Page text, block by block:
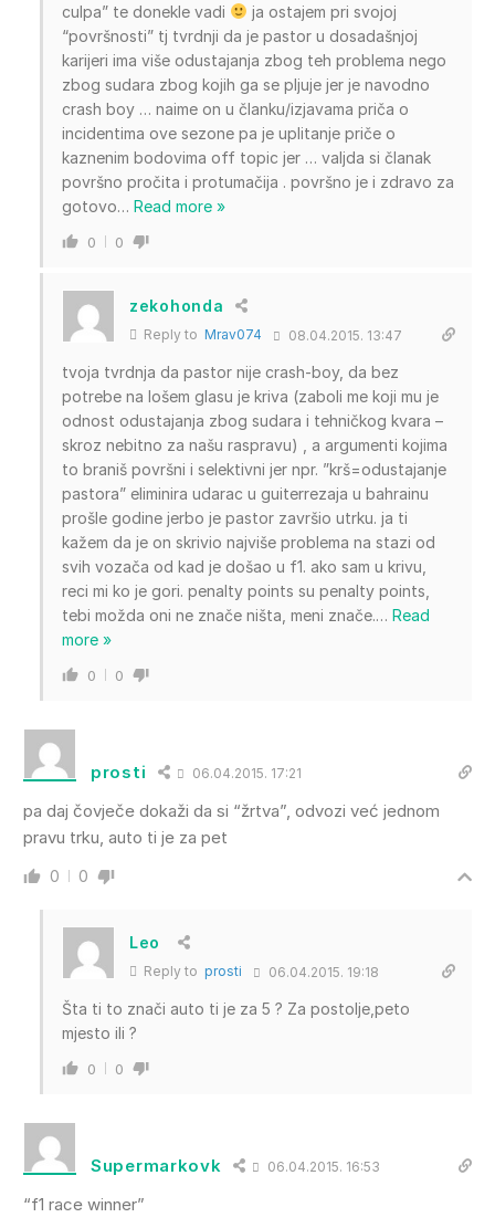
culpa” te donekle vadi
ja ostajem pri svojoj
“površnosti” tj tvrdnji da je pastor u dosadašnjoj
karijeri ima više odustajanja zbog teh problema nego
zbog sudara zbog kojih ga se pljuje jer je navodno
crash boy … naime on u članku/izjavama priča o
incidentima ove sezone pa je uplitanje priče o
kaznenim bodovima off topic jer … valjda si članak
površno pročita i protumačija . površno je i zdravo za
gotovo… Read more »
0 0
zekohonda
Reply to Mrav074 08.04.2015. 13:47
tvoja tvrdnja da pastor nije crash-boy, da bez
potrebe na lošem glasu je kriva (zaboli me koji mu je
odnost odustajanja zbog sudara i tehničkog kvara –
skroz nebitno za našu raspravu) , a argumenti kojima
to braniš površni i selektivni jer npr. ”krš=odustajanje
pastora” eliminira udarac u guiterrezaja u bahrainu
prošle godine jerbo je pastor završio utrku. ja ti
kažem da je on skrivio najviše problema na stazi od
svih vozača od kad je došao u f1. ako sam u krivu,
reci mi ko je gori. penalty points su penalty points,
tebi možda oni ne znače ništa, meni znače.… Read
more »
0 0
prosti 06.04.2015. 17:21
pa daj čovječe dokaži da si “žrtva”, odvozi već jednom
pravu trku, auto ti je za pet
0 0
Leo
Reply to prosti 06.04.2015. 19:18
Šta ti to znači auto ti je za 5 ? Za postolje,peto
mjesto ili ?
0 0
Supermarkovk 06.04.2015. 16:53
“f1 race winner”